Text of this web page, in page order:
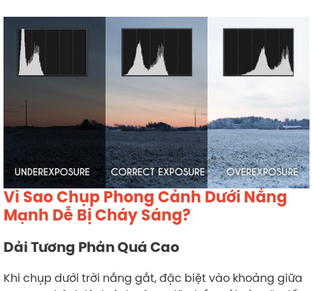
Vì Sao Chụp Phong Cảnh Dưới Nắng
Mạnh Dễ Bị Cháy Sáng?
Dải Tương Phản Quá Cao
Khi chụp dưới trời nắng gắt, đặc biệt vào khoảng giữa